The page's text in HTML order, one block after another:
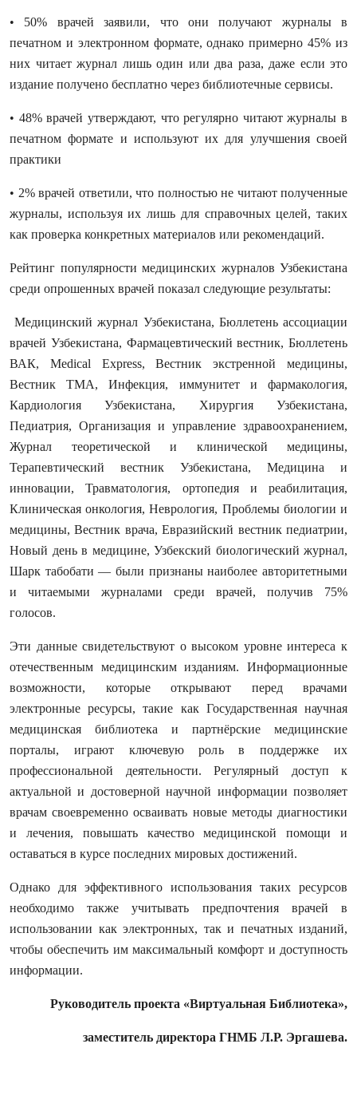
• 50% врачей заявили, что они получают журналы в
печатном и электронном формате, однако примерно 45% из
них читает журнал лишь один или два раза, даже если это
издание получено бесплатно через библиотечные сервисы.
• 48% врачей утверждают, что регулярно читают журналы в
печатном формате и используют их для улучшения своей
практики
• 2% врачей ответили, что полностью не читают полученные
журналы, используя их лишь для справочных целей, таких
как проверка конкретных материалов или рекомендаций.
Рейтинг популярности медицинских журналов Узбекистана
среди опрошенных врачей показал следующие результаты:
Медицинский журнал Узбекистана, Бюллетень ассоциации
врачей Узбекистана, Фармацевтический вестник, Бюллетень
ВАК, Medical Express, Вестник экстренной медицины,
Вестник ТМА, Инфекция, иммунитет и фармакология,
Кардиология Узбекистана, Хирургия Узбекистана,
Педиатрия, Организация и управление здравоохранением,
Журнал теоретической и клинической медицины,
Терапевтический вестник Узбекистана, Медицина и
инновации, Травматология, ортопедия и реабилитация,
Клиническая онкология, Неврология, Проблемы биологии и
медицины, Вестник врача, Евразийский вестник педиатрии,
Новый день в медицине, Узбекский биологический журнал,
Шарк табобати — были признаны наиболее авторитетными
и читаемыми журналами среди врачей, получив 75%
голосов.
Эти данные свидетельствуют о высоком уровне интереса к
отечественным медицинским изданиям. Информационные
возможности, которые открывают перед врачами
электронные ресурсы, такие как Государственная научная
медицинская библиотека и партнёрские медицинские
порталы, играют ключевую роль в поддержке их
профессиональной деятельности. Регулярный доступ к
актуальной и достоверной научной информации позволяет
врачам своевременно осваивать новые методы диагностики
и лечения, повышать качество медицинской помощи и
оставаться в курсе последних мировых достижений.
Однако для эффективного использования таких ресурсов
необходимо также учитывать предпочтения врачей в
использовании как электронных, так и печатных изданий,
чтобы обеспечить им максимальный комфорт и доступность
информации.
Руководитель проекта «Виртуальная Библиотека»,
заместитель директора ГНМБ Л.Р. Эргашева.